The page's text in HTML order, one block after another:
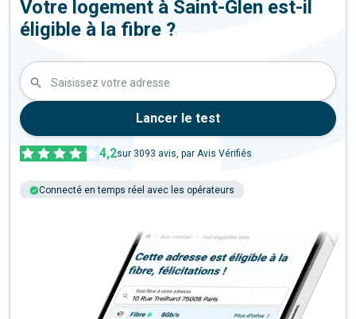
Votre logement à Saint-Glen est-il
éligible à la fibre ?
Saisissez votre adresse
Lancer le test
4,2sur 3093 avis, par Avis Vérifiés
Connecté en temps réel avec les opérateurs